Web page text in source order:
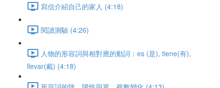
寫信介紹自己的家人 (4:18)
閱讀測驗 (4:26)
人物的形容詞與相對應的動詞：es (是), tiene(有),
llevar(戴) (4:18)